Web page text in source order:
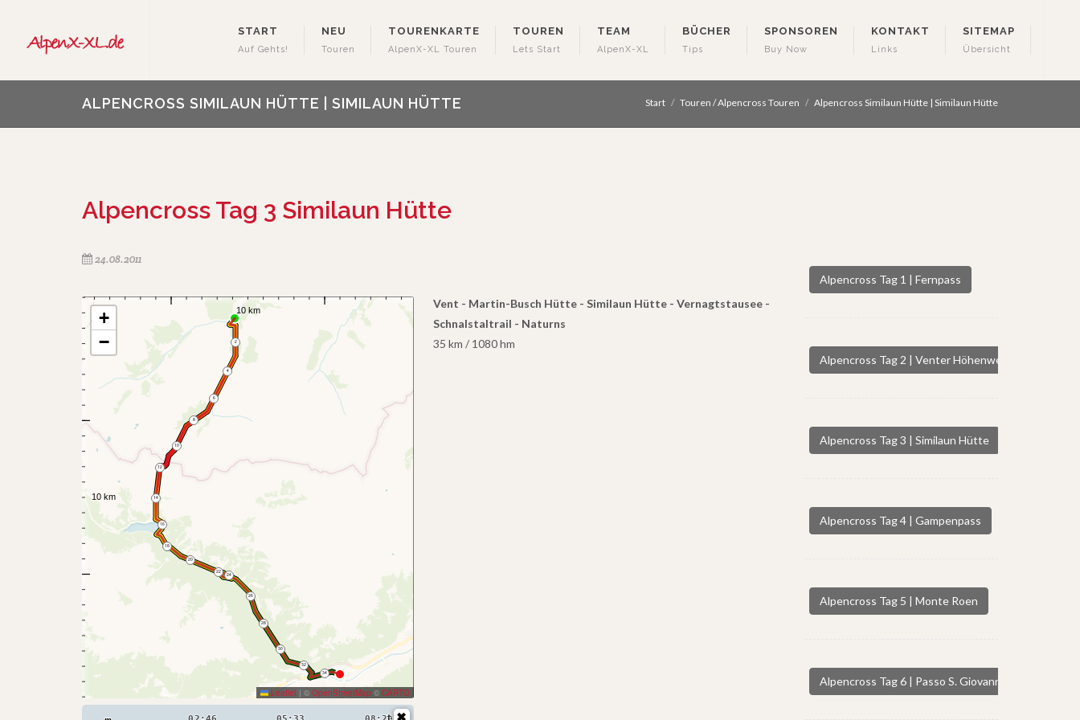
START
Auf Gehts!
NEU
Touren
TOURENKARTE
AlpenX-XL Touren
TOUREN
Lets Start
TEAM
AlpenX-XL
BÜCHER
Tips
SPONSOREN
Buy Now
KONTAKT
Links
SITEMAP
Übersicht
ALPENCROSS SIMILAUN HÜTTE | SIMILAUN HÜTTE Start Touren / Alpencross Touren Alpencross Similaun Hütte | Similaun Hütte
Alpencross Tag 3 Similaun Hütte
24.08.2011
32
16
8
24
4
12
20
28
2
6
10
14
18
22
26
30
34
+
−
Leaflet | © OpenStreetMap © CARTO
Vent - Martin-Busch Hütte - Similaun Hütte - Vernagtstausee -
Schnalstaltrail - Naturns
35 km / 1080 hm
Alpencross Tag 1 | Fernpass
Alpencross Tag 2 | Venter Höhenweg
Alpencross Tag 3 | Similaun Hütte
Alpencross Tag 4 | Gampenpass
Alpencross Tag 5 | Monte Roen
Alpencross Tag 6 | Passo S. Giovanni